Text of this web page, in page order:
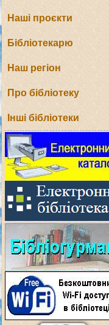
Наші проєкти
Бібліотекарю
Наш регіон
Про бібліотеку
Інші бібліотеки